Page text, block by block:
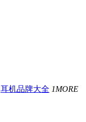
耳机品牌大全 1MORE